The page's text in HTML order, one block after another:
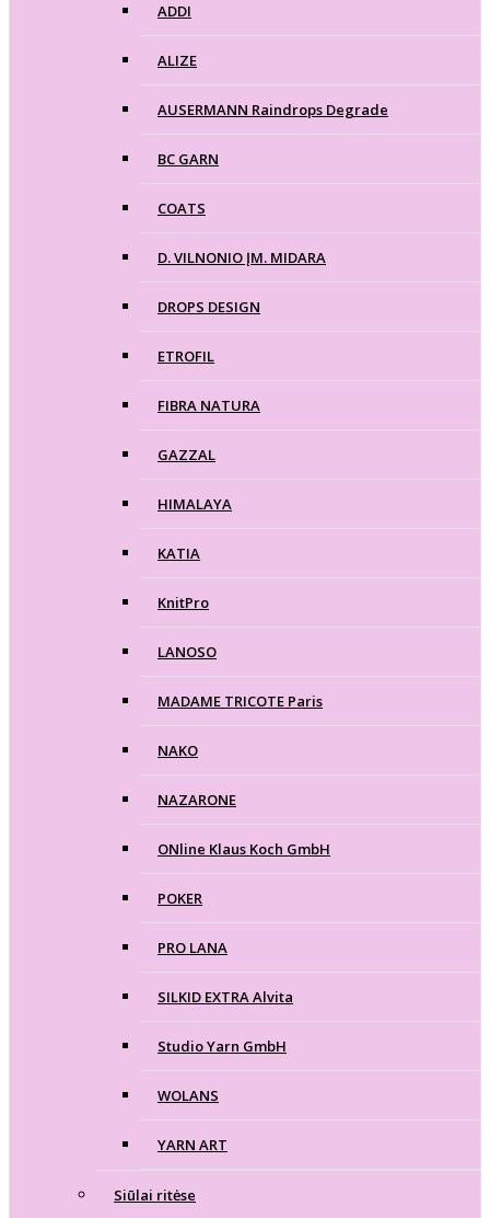
ADDI
ALIZE
AUSERMANN Raindrops Degrade
BC GARN
COATS
D. VILNONIO ĮM. MIDARA
DROPS DESIGN
ETROFIL
FIBRA NATURA
GAZZAL
HIMALAYA
KATIA
KnitPro
LANOSO
MADAME TRICOTE Paris
NAKO
NAZARONE
ONline Klaus Koch GmbH
POKER
PRO LANA
SILKID EXTRA Alvita
Studio Yarn GmbH
WOLANS
YARN ART
Siūlai ritėse